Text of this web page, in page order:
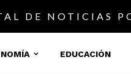
DE NOTICIAS
EDUCACIÓN